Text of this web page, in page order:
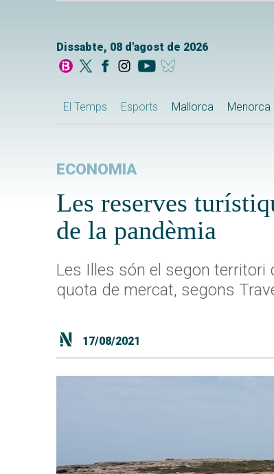
Dissabte, 08 d'agost de 2026
El Temps Esports Mallorca Menorca
ECONOMIA
Les reserves
de la pandèmia
Les Illes són el segon territori
quota de mercat, segons
17/08/2021